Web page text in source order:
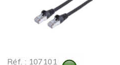
Réf. : 107101